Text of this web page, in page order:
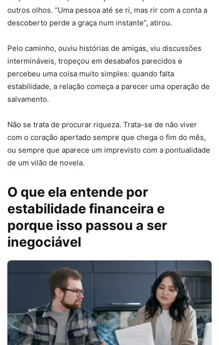
outros olhos. “Uma pessoa até se ri, mas rir com a conta a
descoberto perde a graça num instante”, atirou.
Pelo caminho, ouviu histórias de amigas, viu discussões
intermináveis, tropeçou em desabafos parecidos e
percebeu uma coisa muito simples: quando falta
estabilidade, a relação começa a parecer uma operação de
salvamento.
Não se trata de procurar riqueza. Trata-se de não viver
com o coração apertado sempre que chega o fim do mês,
ou sempre que aparece um imprevisto com a pontualidade
de um vilão de novela.
O que ela entende por
estabilidade financeira e
porque isso passou a ser
inegociável